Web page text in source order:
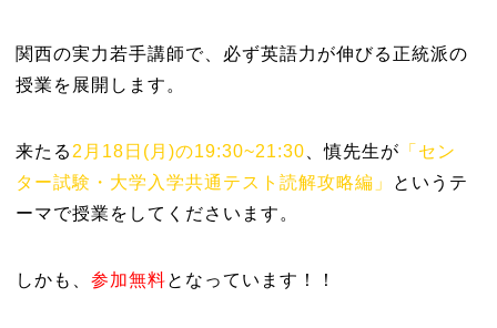
関西の実力若手講師で、必ず英語力が伸びる正統派の
授業を展開します。
来たる 2月18日(月)の19:30~21:30 、慎先生が 「セン
ター試験・大学入学共通テスト読解攻略編」
というテ
ーマで授業をしてくださいます。
しかも、 参加無料となっています！！